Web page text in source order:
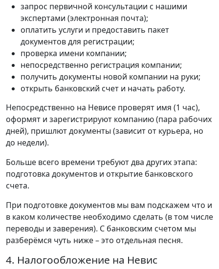
запрос первичной консультации с нашими
экспертами (электронная почта);
оплатить услуги и предоставить пакет
документов для регистрации;
проверка имени компании;
непосредственно регистрация компании;
получить документы новой компании на руки;
открыть банковский счет и начать работу.
Непосредственно на Невисе проверят имя (1 час),
оформят и зарегистрируют компанию (пара рабочих
дней), пришлют документы (зависит от курьера, но
до недели).
Больше всего времени требуют два других этапа:
подготовка документов и открытие банковского
счета.
При подготовке документов мы вам подскажем что и
в каком количестве необходимо сделать (в том числе
переводы и заверения). С банковским счетом мы
разберёмся чуть ниже – это отдельная песня.
4. Налогообложение на Невис